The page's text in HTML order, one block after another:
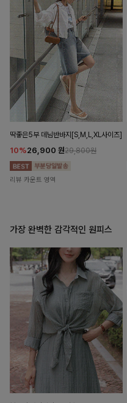
딱좋은5부 데님반바지[S,M,L,XL사이즈]
10%26,900 원29,800원
리뷰 카운트 영역
가장 완벽한 감각적인 원피스